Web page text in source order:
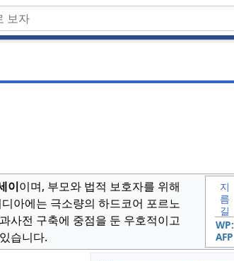
이이며, 부모와 법적 보호자를 위해
아에는 극소량의 하드코어 포르노
사전 구축에 중점을 둔 우호적이고
습니다.
지
름
길
WP:
AFP